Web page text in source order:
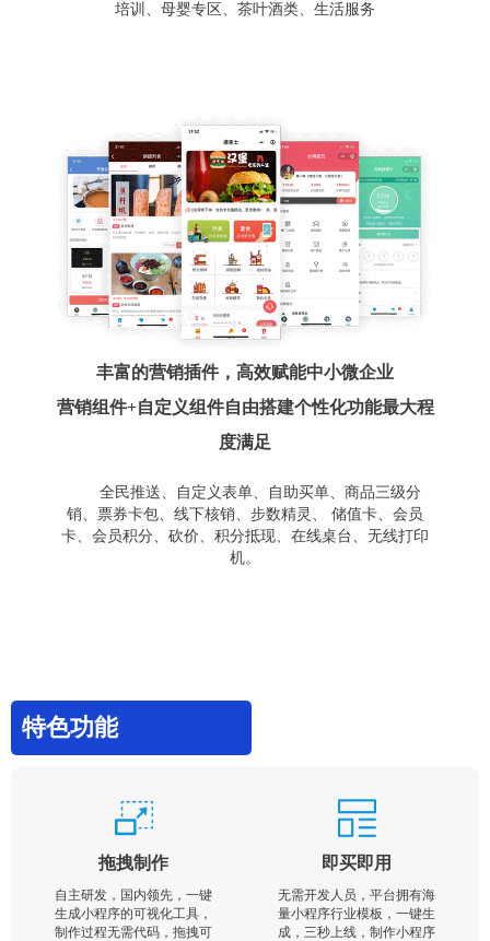
培训、母婴专区、茶叶酒类、生活服务
丰富的营销插件，高效赋能中小微企业
营销组件+自定义组件自由搭建个性化功能最大程
度满足
全民推送、自定义表单、自助买单、商品三级分
销、票券卡包、线下核销、步数精灵、 储值卡、会员
卡、会员积分、砍价、积分抵现、在线桌台、无线打印
机。
特色功能
拖拽制作
自主研发，国内领先，一键
生成小程序的可视化工具，
制作过程无需代码，拖拽可
即买即用
无需开发人员，平台拥有海
量小程序行业模板，一键生
成，三秒上线，制作小程序